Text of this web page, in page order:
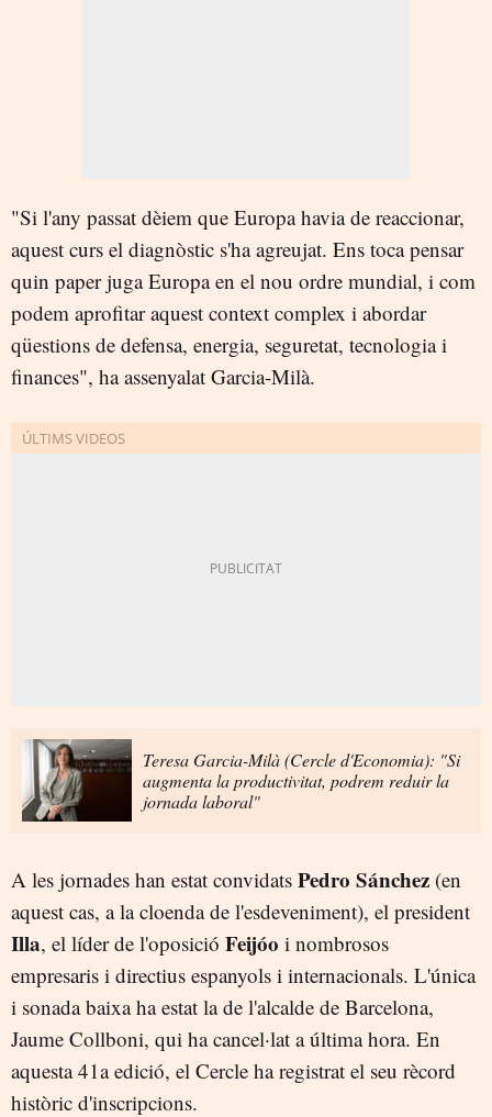
"Si l'any passat dèiem que Europa havia de reaccionar,
aquest curs el diagnòstic s'ha agreujat. Ens toca pensar
quin paper juga Europa en el nou ordre mundial, i com
podem aprofitar aquest context complex i abordar
qüestions de defensa, energia, seguretat, tecnologia i
finances", ha assenyalat Garcia-Milà.
Teresa Garcia-Milà (Cercle d'Economia): "Si
augmenta la productivitat, podrem reduir la
jornada laboral"
A les jornades han estat convidats Pedro Sánchez (en
aquest cas, a la cloenda de l'esdeveniment), el president
Illa, el líder de l'oposició Feijóo i nombrosos
empresaris i directius espanyols i internacionals. L'única
i sonada baixa ha estat la de l'alcalde de Barcelona,
Jaume Collboni, qui ha cancel·lat a última hora. En
aquesta 41a edició, el Cercle ha registrat el seu rècord
històric d'inscripcions.